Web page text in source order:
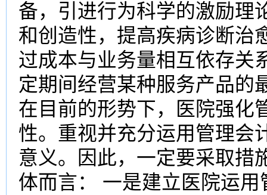
备，引进行为科学的激励理
和创造性，提高疾病诊断治
过成本与业务量相互依存关
定期间经营某种服务产品的
在目前的形势下，医院强化
性。重视并充分运用管理会
意义。因此，一定要采取措
体而言： 一是建立医院运